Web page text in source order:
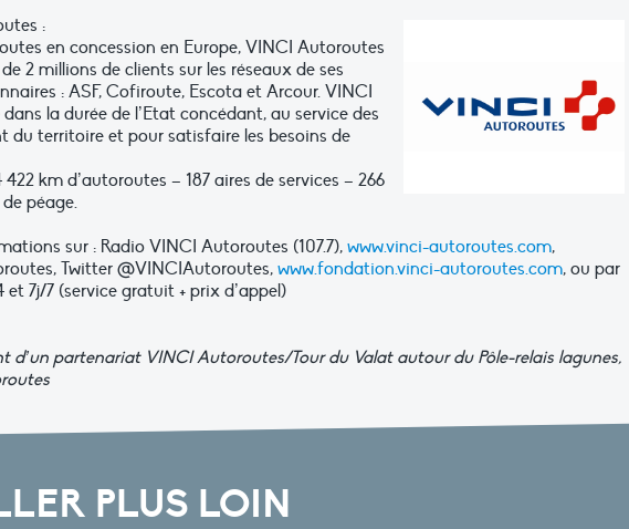
:
en concession en Europe, VINCI Autoroutes
2 millions de clients sur les réseaux de ses
: ASF, Cofiroute, Escota et Arcour. VINCI
la durée de l’Etat concédant, au service des
du territoire et pour satisfaire les besoins de
km d’autoroutes – 187 aires de services – 266
péage.
sur : Radio VINCI Autoroutes (107.7), www.vinci-autoroutes.com,
Twitter @VINCIAutoroutes,www.fondation.vinci-autoroutes.com, ou par
7j/7 (service gratuit + prix d’appel)
d’un partenariat VINCI Autoroutes/Tour du Valat autour du Pôle-relais lagunes,
PLUS LOIN